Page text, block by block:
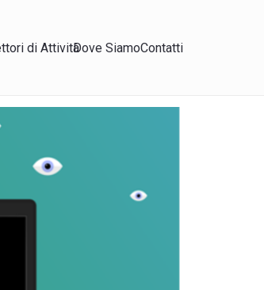
di AttivitàDove SiamoContatti